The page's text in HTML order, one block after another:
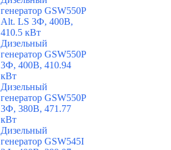
генератор GSW550P
Alt. LS 3Ф, 400В,
410.5 кВт
Дизельный
генератор GSW550P
3Ф, 400В, 410.94
кВт
Дизельный
генератор GSW550P
3Ф, 380В, 471.77
кВт
Дизельный
генератор GSW545I